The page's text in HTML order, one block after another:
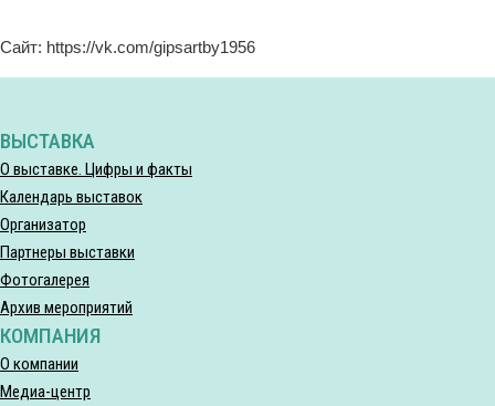
Сайт: https://vk.com/gipsartby1956
ВЫСТАВКА
О выставке. Цифры и факты
Календарь выставок
Организатор
Партнеры выставки
Фотогалерея
Архив мероприятий
КОМПАНИЯ
О компании
Медиа-центр